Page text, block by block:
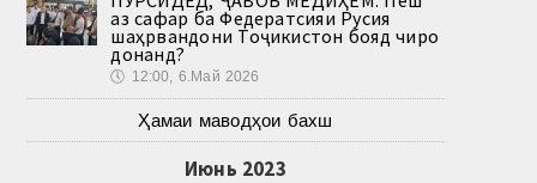
аз сафар ба Федератсияи Русия
шаҳрвандони Тоҷикистон бояд чиро
донанд?
🕔 12:00, 6.Май 2026
Ҳамаи маводҳои бахш
Июнь 2023